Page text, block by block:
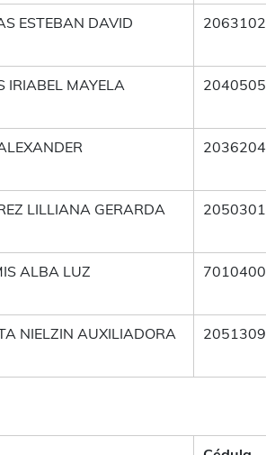
ESTEBAN DAVID
IRIABEL MAYELA
LILLIANA GERARDA
ALBA LUZ
NIELZIN AUXILIADORA